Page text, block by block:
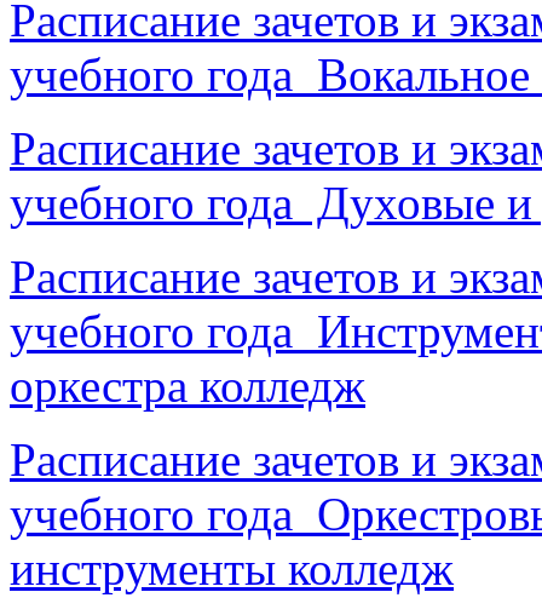
Расписание зачетов и
учебного года
Расписание зачетов и
учебного года Духовые
Расписание зачетов и
учебного года
оркестра колледж
Расписание зачетов и
учебного года
инструменты колледж